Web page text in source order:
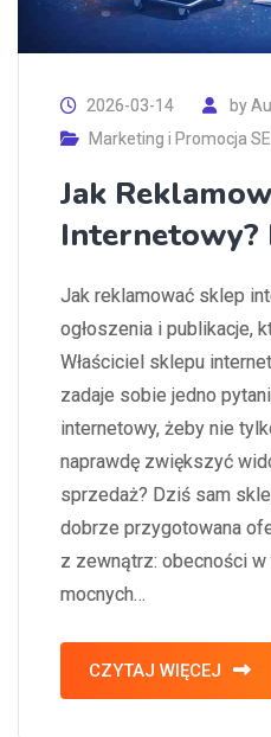
2026-03-14 by
Marketing i Promocja
Jak
Internetowy?
Jak reklamować sklep
ogłoszenia i publikacje,
Właściciel sklepu
zadaje sobie jedno
internetowy, żeby nie
naprawdę zwiększyć
sprzedaż? Dziś sam
dobrze przygotowana
z zewnątrz: obecności
mocnych…
CZYTAJ WIĘCEJ